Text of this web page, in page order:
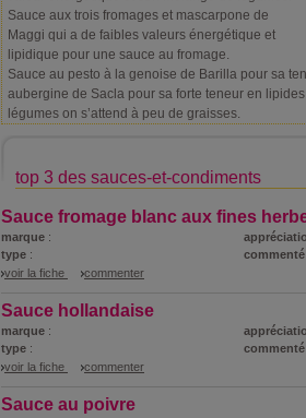
Sauce aux trois fromages et mascarpone de
Maggi qui a de faibles valeurs énergétique et
lipidique pour une sauce au fromage.
Sauce au pesto à la genoise de Barilla pour sa
aubergine de Sacla pour sa forte teneur en
légumes on s’attend à peu de graisses.
top 3 des sauces-et-condiments
Sauce fromage blanc aux fines
marque :
type : commenté
voir la fiche
commenter
Sauce hollandaise
marque :
type : commenté
voir la fiche
commenter
Sauce au poivre